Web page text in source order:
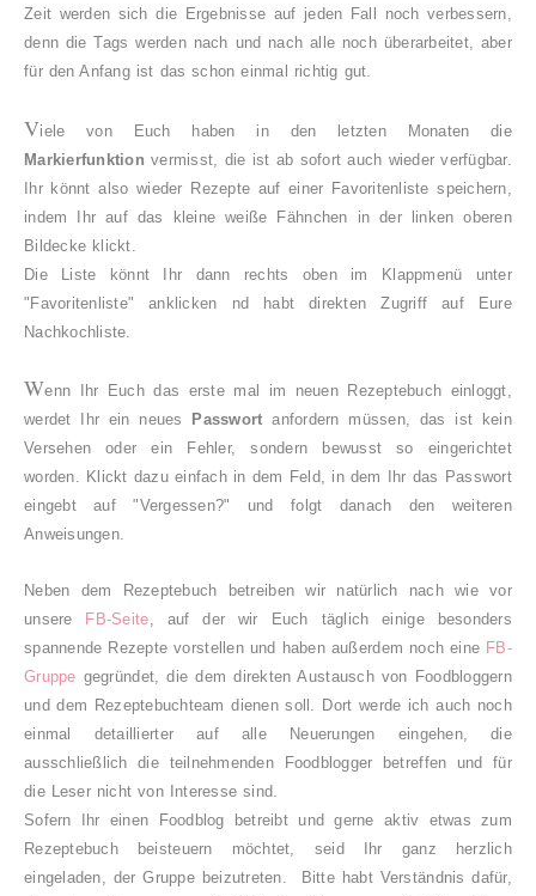
Zeit werden sich die Ergebnisse auf jeden Fall noch verbessern,
denn die Tags werden nach und nach alle noch überarbeitet, aber
für den Anfang ist das schon einmal richtig gut.
Viele von Euch haben in den letzten Monaten die
Markierfunktion vermisst, die ist ab sofort auch wieder verfügbar.
Ihr könnt also wieder Rezepte auf einer Favoritenliste speichern,
indem Ihr auf das kleine weiße Fähnchen in der linken oberen
Bildecke klickt.
Die Liste könnt Ihr dann rechts oben im Klappmenü unter
"Favoritenliste" anklicken nd habt direkten Zugriff auf Eure
Nachkochliste.
Wenn Ihr Euch das erste mal im neuen Rezeptebuch einloggt,
werdet Ihr ein neues
Passwort anfordern müssen, das ist kein
Versehen oder ein Fehler, sondern bewusst so eingerichtet
worden. Klickt dazu einfach in dem Feld, in dem Ihr das Passwort
eingebt auf "Vergessen?" und folgt danach den weiteren
Anweisungen.
Neben dem Rezeptebuch betreiben wir natürlich nach wie vor
unsere
FB-Seite, auf der wir Euch täglich einige besonders
spannende Rezepte vorstellen und haben außerdem noch eine FB-
Gruppe gegründet, die dem direkten Austausch von Foodbloggern
und dem Rezeptebuchteam dienen soll. Dort werde ich auch noch
einmal detaillierter auf alle Neuerungen eingehen, die
ausschließlich die teilnehmenden Foodblogger betreffen und für
die Leser nicht von Interesse sind.
Sofern Ihr einen Foodblog betreibt und gerne aktiv etwas zum
Rezeptebuch beisteuern möchtet, seid Ihr ganz herzlich
eingeladen, der Gruppe beizutreten. Bitte habt Verständnis dafür,